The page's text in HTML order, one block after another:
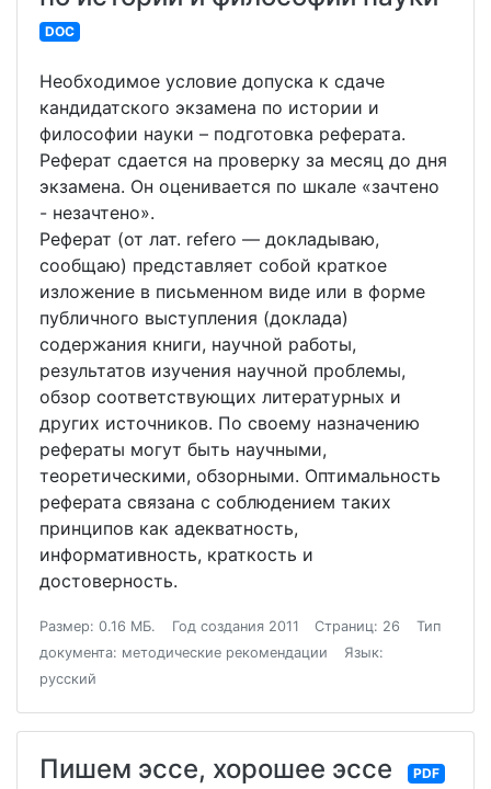
DOC
Необходимое условие допуска к сдаче
кандидатского экзамена по истории и
философии науки – подготовка реферата.
Реферат сдается на проверку за месяц до дня
экзамена. Он оценивается по шкале «зачтено
- незачтено».
Реферат (от лат. refero — докладываю,
сообщаю) представляет собой краткое
изложение в письменном виде или в форме
публичного выступления (доклада)
содержания книги, научной работы,
результатов изучения научной проблемы,
обзор соответствующих литературных и
других источников. По своему назначению
рефераты могут быть научными,
теоретическими, обзорными. Оптимальность
реферата связана с соблюдением таких
принципов как адекватность,
информативность, краткость и
достоверность.
Размер: 0.16 МБ. Год создания 2011 Страниц: 26
Тип
документа: методические рекомендации
Язык:
русский
Пишем эссе, хорошее эссе PDF